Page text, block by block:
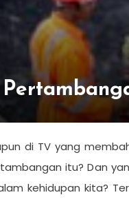
di TV yang
itu? Dan
kehidupan kita?